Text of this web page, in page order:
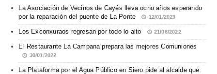
La Asociación de Vecinos de Cayés lleva ocho años esperando
por la reparación del puente de La Ponte
12/01/2023
Los Exconxuraos regresan por todo lo alto 21/06/2022
El Restaurante La Campana prepara las mejores Comuniones
30/01/2022
La Plataforma por el Agua Público en Siero pide al alcalde que